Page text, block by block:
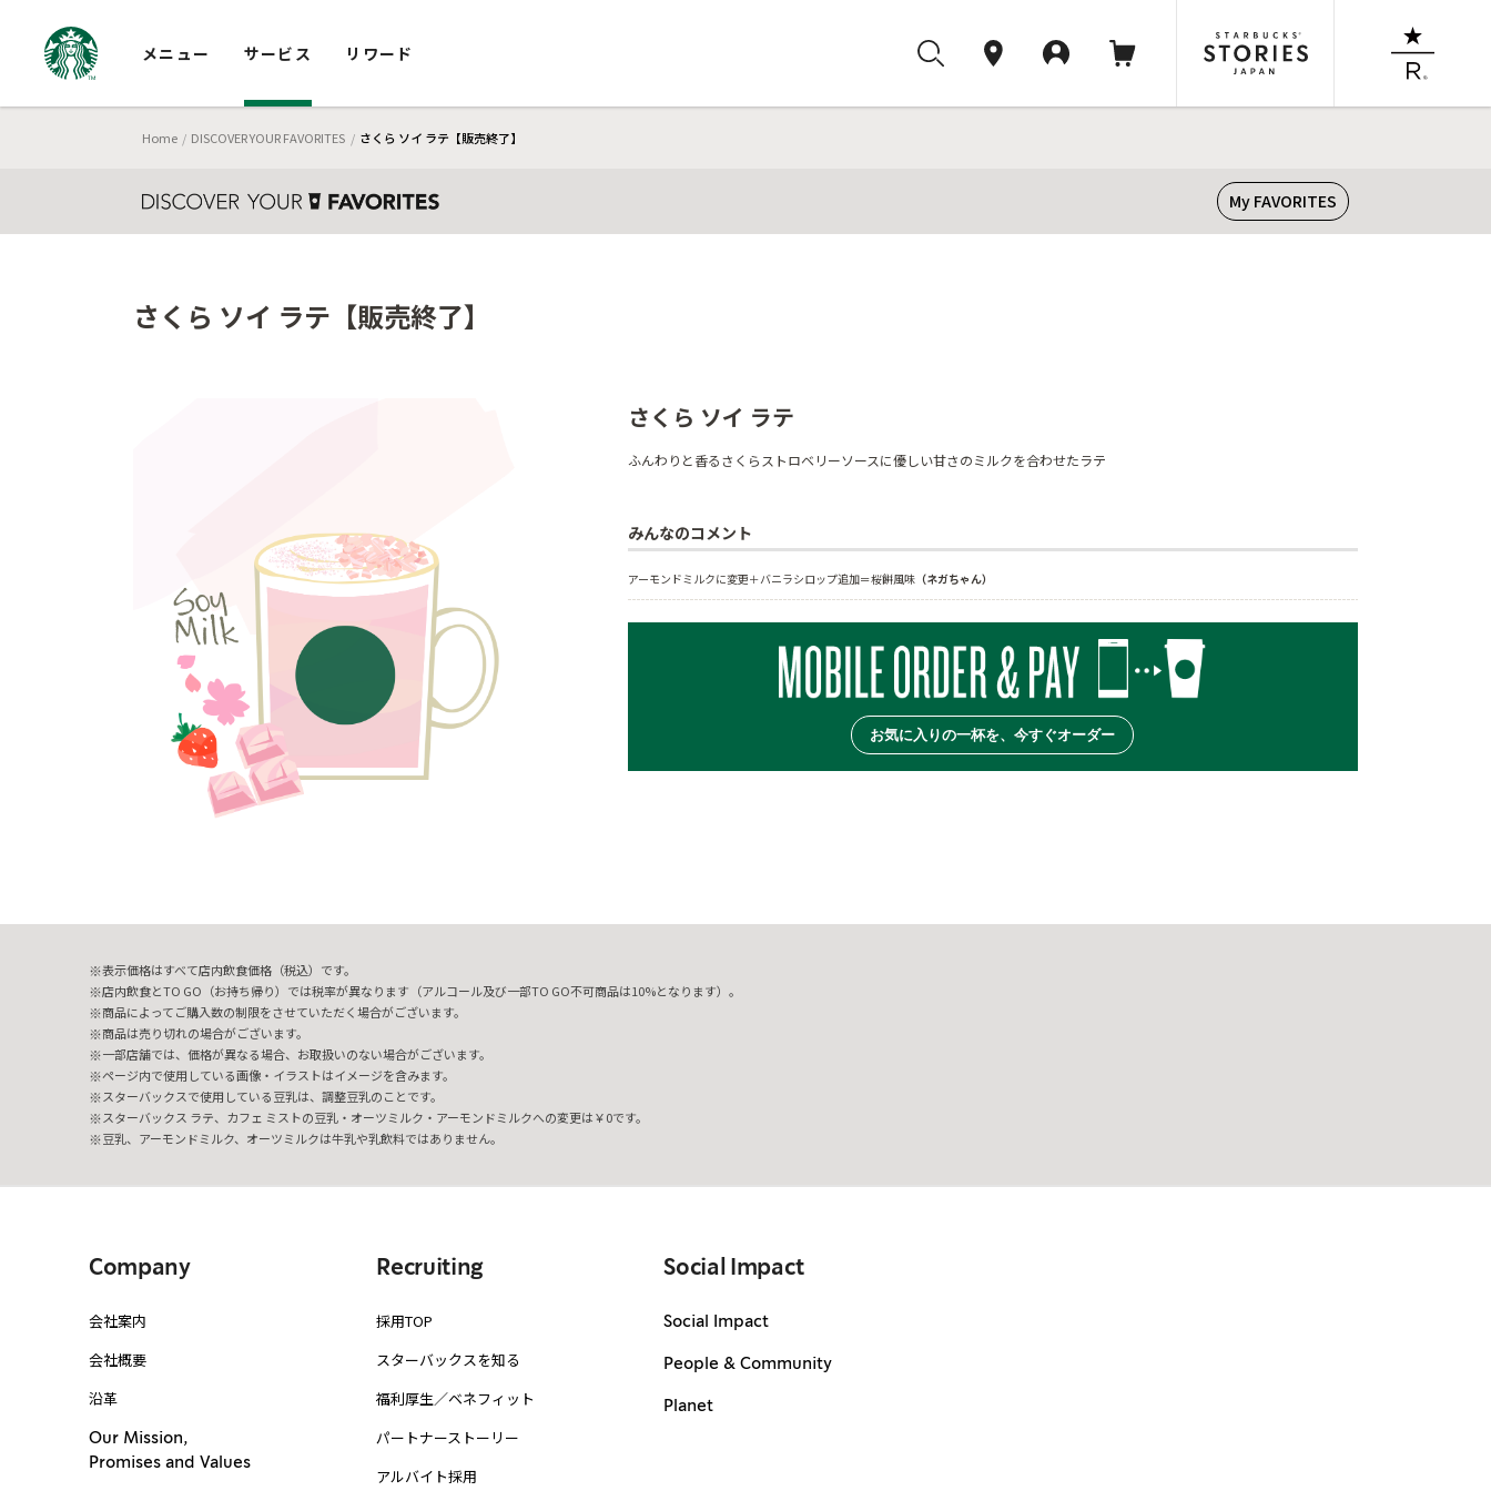
メニュー サービス リワード
Home DISCOVER YOUR FAVORITES さくら ソイ ラテ【販売終了】
My FAVORITES
さくら ソイ ラテ【販売終了】
さくら ソイ ラテ
ふんわりと香るさくらストロベリーソースに優しい甘さのミルクを合わせたラテ
みんなのコメント
アーモンドミルクに変更＋バニラシロップ追加＝桜餅風味（ネガちゃん）
お気に入りの一杯を、今すぐオーダー
表示価格はすべて店内飲食価格（税込）です。
店内飲食とTO GO（お持ち帰り）では税率が異なります（アルコール及び一部TO GO不可商品は10%となります）。
商品によってご購入数の制限をさせていただく場合がございます。
商品は売り切れの場合がございます。
一部店舗では、価格が異なる場合、お取扱いのない場合がございます。
ページ内で使用している画像・イラストはイメージを含みます。
スターバックスで使用している豆乳は、調整豆乳のことです。
スターバックス ラテ、カフェ ミストの豆乳・オーツミルク・アーモンドミルクへの変更は￥0です。
豆乳、アーモンドミルク、オーツミルクは牛乳や乳飲料ではありません。
Company
会社案内
会社概要
沿革
Our Mission,
Promises and Values
Recruiting
採用TOP
スターバックスを知る
福利厚生／ベネフィット
パートナーストーリー
アルバイト採用
Social Impact
Social Impact
People & Community
Planet